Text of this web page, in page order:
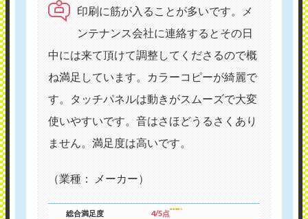
印刷に筋が入ることが多いです。メ
ンテナンス会社に連絡するとその日
中には来て頂けて調整してくださるので概
ね満足しています。カラーコピーが綺麗で
す。タッチパネルは動きがスムーズで大変
使いやすいです。音はさほどうるさくあり
ません。満足度は高いです。
（業種： メーカー）
総合満足度 4/5点